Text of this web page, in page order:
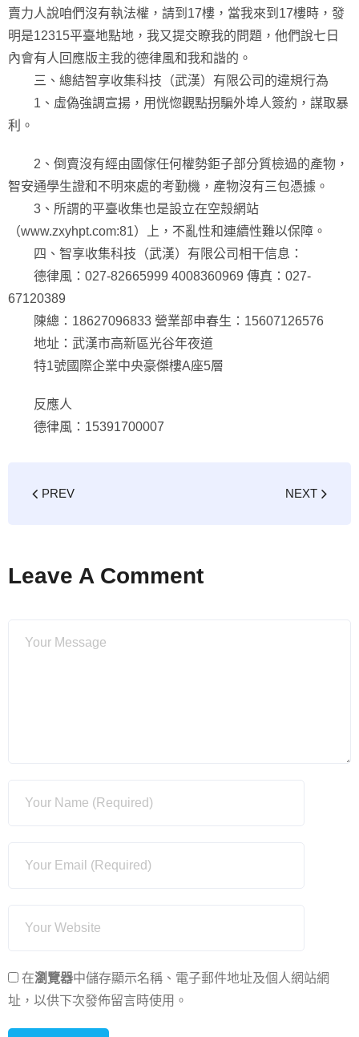
賣力人說咱們沒有執法權，請到17樓，當我來到17樓時，發
明是12315平臺地點地，我又提交瞭我的問題，他們說七日
內會有人回應版主我的德律風和我和諧的。
三、總結智享收集科技（武漢）有限公司的違規行為
1、虛偽強調宣揚，用恍惚觀點拐騙外埠人簽約，謀取暴
利。
2、倒賣沒有經由國傢任何權勢鉅子部分質檢過的產物，
智安通學生證和不明來處的考勤機，產物沒有三包憑據。
3、所謂的平臺收集也是設立在空殼網站
（www.zxyhpt.com:81）上，不亂性和連續性難以保障。
四、智享收集科技（武漢）有限公司相干信息：
德律風：027-82665999 4008360969 傳真：027-
67120389
陳總：18627096833 營業部申春生：15607126576
地址：武漢市高新區光谷年夜道
特1號國際企業中央豪傑樓A座5層
反應人
德律風：15391700007
PREV NEXT
Leave A Comment
在瀏覽器中儲存顯示名稱、電子郵件地址及個人網站網
址，以供下次發佈留言時使用。